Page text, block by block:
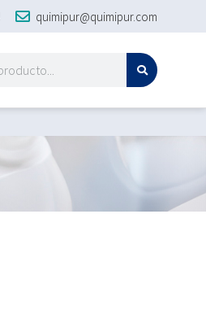
quimipur@quimipur.com